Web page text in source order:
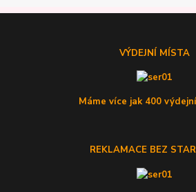
VÝDEJNÍ MÍSTA
Máme více jak 400
REKLAMACE BEZ